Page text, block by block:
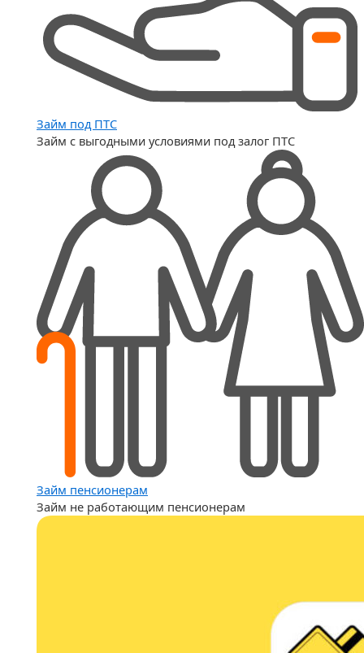
Займ под ПТС
Займ с выгодными условиями под залог ПТС
Займ пенсионерам
Займ не работающим пенсионерам